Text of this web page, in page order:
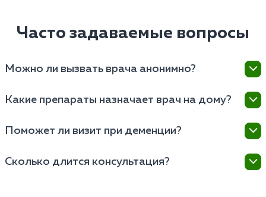
Часто задаваемые вопросы
Можно ли вызвать врача анонимно?
конфиденциальность визита. Мы не ставим
данные в госорганы.
Какие препараты назначает врач на дому?
антидепрессанты, нейролептики или
выписываются на месте после осмотра.
Поможет ли визит при деменции?
золотой стандарт при нарушениях памяти или
Сколько длится консультация?